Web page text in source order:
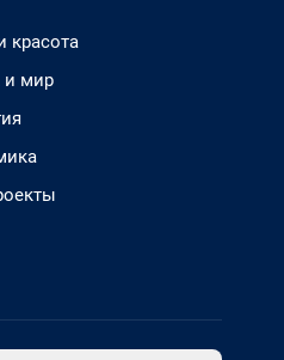
красота
и мир